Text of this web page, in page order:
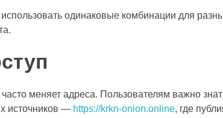
одинаковые комбинации для
меняет адреса. Пользователям важно
источников — https://krkn-onion.online, где